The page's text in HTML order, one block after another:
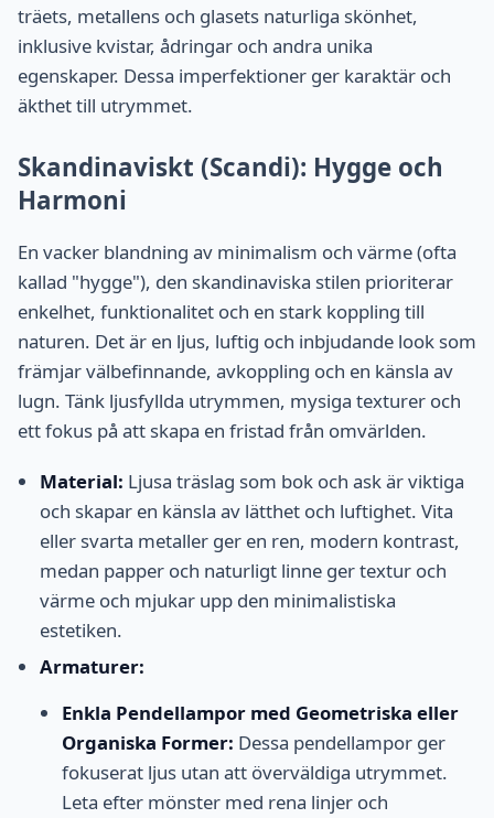
träets, metallens och glasets naturliga skönhet,
inklusive kvistar, ådringar och andra unika
egenskaper. Dessa imperfektioner ger karaktär och
äkthet till utrymmet.
Skandinaviskt (Scandi): Hygge och
Harmoni
En vacker blandning av minimalism och värme (ofta
kallad "hygge"), den skandinaviska stilen prioriterar
enkelhet, funktionalitet och en stark koppling till
naturen. Det är en ljus, luftig och inbjudande look som
främjar välbefinnande, avkoppling och en känsla av
lugn. Tänk ljusfyllda utrymmen, mysiga texturer och
ett fokus på att skapa en fristad från omvärlden.
Material: Ljusa träslag som bok och ask är viktiga
och skapar en känsla av lätthet och luftighet. Vita
eller svarta metaller ger en ren, modern kontrast,
medan papper och naturligt linne ger textur och
värme och mjukar upp den minimalistiska
estetiken.
Armaturer:
Enkla Pendellampor med Geometriska eller
Organiska Former: Dessa pendellampor ger
fokuserat ljus utan att överväldiga utrymmet.
Leta efter mönster med rena linjer och